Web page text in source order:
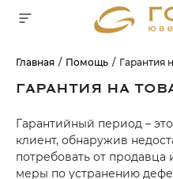
Главная Помощь Гарантия
ГАРАНТИЯ НА
Гарантийный период –
клиент, обнаружив
потребовать от продавца
меры по устранению
РАЗБЕЙТЕ
ОПЛАТУНА